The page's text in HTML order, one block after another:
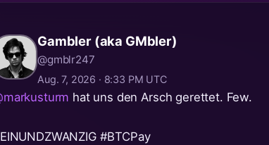
Gambler (aka GMbler)
@gmblr247
Aug. 7, 2026 · 8:33 PM UTC
hat uns den Arsch gerettet. Few.
#BTCPay